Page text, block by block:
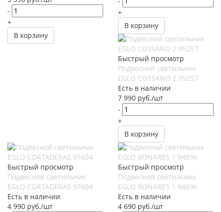
-
+
В корзину
+
В корзину
Быстрый просмотр
Подвесной светильник
EGLO COSSANO 2 95257
Есть в наличии
7 990 руб./шт
-
+
В корзину
Быстрый просмотр
Подвесной светильник
EGLO CORTADERAS 97604
Есть в наличии
4 990 руб./шт
Быстрый просмотр
Подвесной светильник
EGLO BONARES 1 94896
Есть в наличии
4 690 руб./шт